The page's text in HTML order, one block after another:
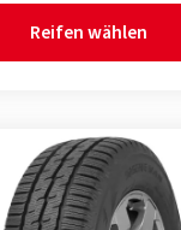
Reifen wählen